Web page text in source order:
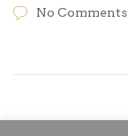
No Comments